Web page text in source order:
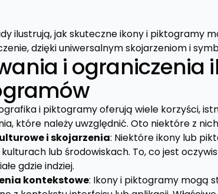
ilustrują, jak skuteczne ikony i piktogramy
dzięki uniwersalnym skojarzeniom i
i ograniczenia
i piktogramy oferują wiele korzyści,
które należy uwzględnić. Oto niektóre z
i skojarzenia: Niektóre ikony lub
lub środowiskach. To, co jest
gdzie indziej.
kontekstowe: Ikony i piktogramy mogą